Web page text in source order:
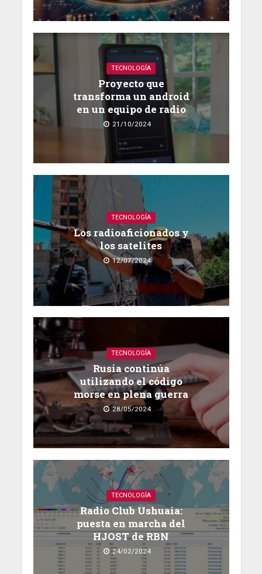
TECNOLOGÍA
Proyecto que
transforma un android
en un equipo de radio
21/10/2024
TECNOLOGÍA
Los radioaficionados y
los satelites
12/07/2024
TECNOLOGÍA
Rusia continúa
utilizando el código
morse en plena guerra
28/05/2024
TECNOLOGÍA
Radio Club Ushuaia:
puesta en marcha del
HJOST de RBN
24/02/2024